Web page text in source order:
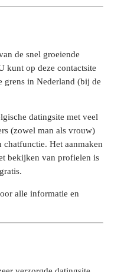
de snel groeiende
kunt op deze contactsite
grens in Nederland (bij de
datingsite met veel
(zowel man als vrouw)
chatfunctie. Het aanmaken
bekijken van profielen is
alle informatie en